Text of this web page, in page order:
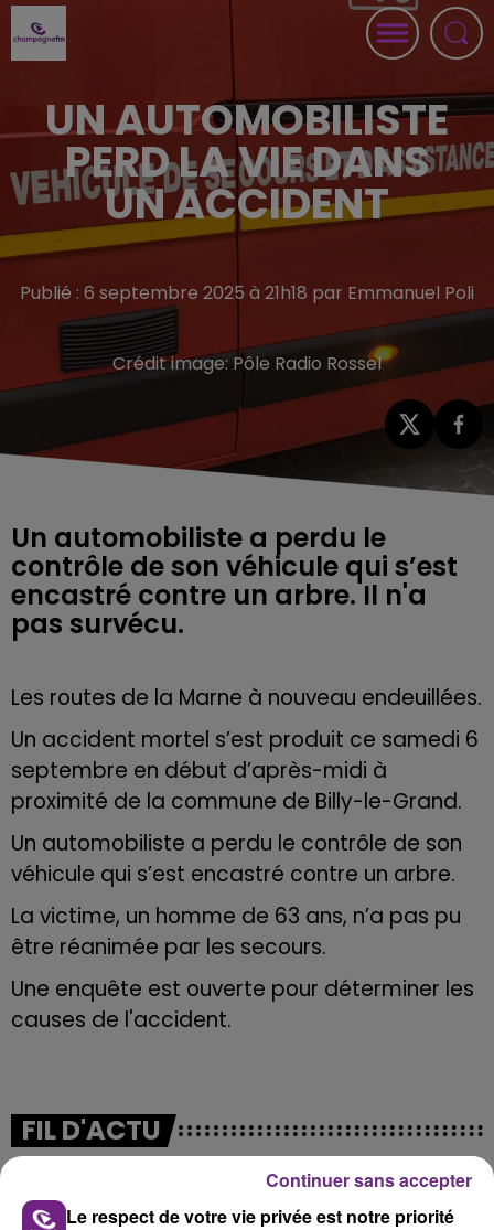
UN AUTOMOBILISTE
PERD LA VIE DANS
UN ACCIDENT
Publié : 6 septembre 2025 à 21h18 par Emmanuel Poli
Crédit image: Pôle Radio Rossel
Un automobiliste a perdu le
contrôle de son véhicule qui s’est
encastré contre un arbre. Il n'a
pas survécu.
Les routes de la Marne à nouveau endeuillées.
Un accident mortel s’est produit ce samedi 6
septembre en début d’après-midi à
proximité de la commune de Billy-le-Grand.
Un automobiliste a perdu le contrôle de son
véhicule qui s’est encastré contre un arbre.
La victime, un homme de 63 ans, n’a pas pu
être réanimée par les secours.
Une enquête est ouverte pour déterminer les
causes de l'accident.
FIL D'ACTU
Le respect de votre vie privée est notre priorité
Continuer sans accepter